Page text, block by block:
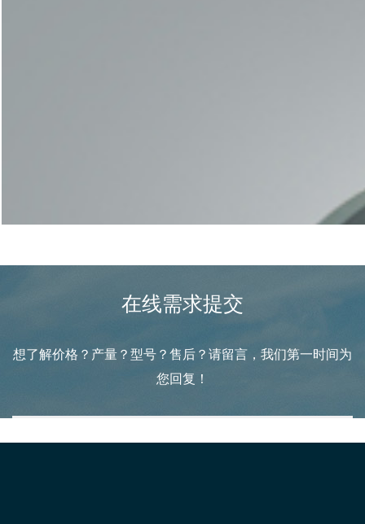
科学的方案规划，严谨的设备加工
在线需求提交
想了解价格？产量？型号？售后？请留言，我们第一时间为
您回复！